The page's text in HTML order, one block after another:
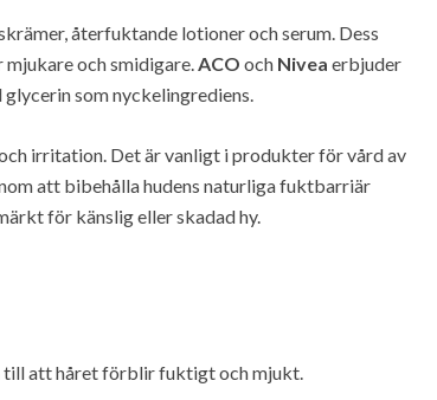
återfuktande lotioner och serum. Dess
och smidigare.ACO och Nivea erbjuder
som nyckelingrediens.
irritation. Det är vanligt i produkter för vård av
att bibehålla hudens naturliga fuktbarriär
för känslig eller skadad hy.
till att håret förblir fuktigt och mjukt.